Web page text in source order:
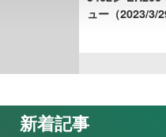
ュー（2023/3/
新着記事